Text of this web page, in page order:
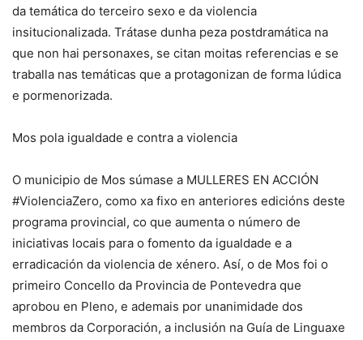
da temática do terceiro sexo e da violencia
insitucionalizada. Trátase dunha peza postdramática na
que non hai personaxes, se citan moitas referencias e se
traballa nas temáticas que a protagonizan de forma lúdica
e pormenorizada.
Mos pola igualdade e contra a violencia
O municipio de Mos súmase a MULLERES EN ACCIÓN
#ViolenciaZero, como xa fixo en anteriores edicións deste
programa provincial, co que aumenta o número de
iniciativas locais para o fomento da igualdade e a
erradicación da violencia de xénero. Así, o de Mos foi o
primeiro Concello da Provincia de Pontevedra que
aprobou en Pleno, e ademais por unanimidade dos
membros da Corporación, a inclusión na Guía de Linguaxe